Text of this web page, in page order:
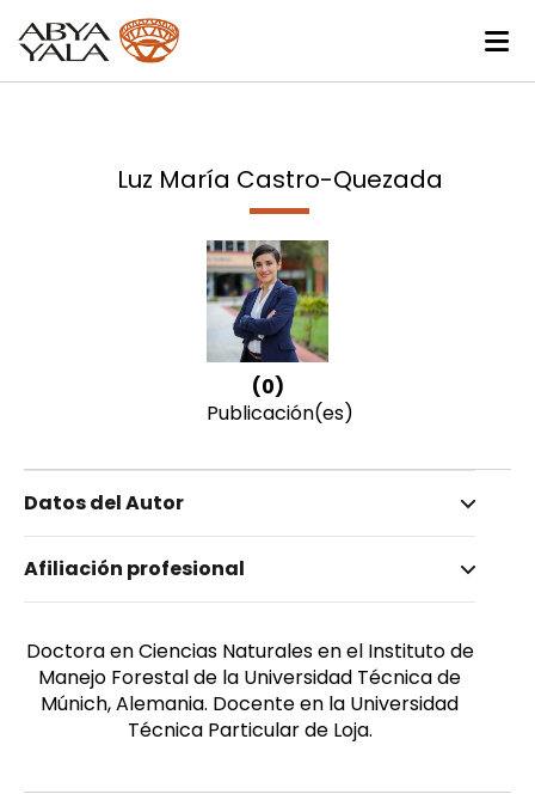
Luz María Castro-Quezada
(0)
Publicación(es)
Datos del Autor
Castro-Quezada, Luz María
Femenino
Afiliación profesional
Doctora en Ciencias Naturales en el Instituto de
Manejo Forestal de la Universidad Técnica de
Múnich, Alemania. Docente en la Universidad
Técnica Particular de Loja.